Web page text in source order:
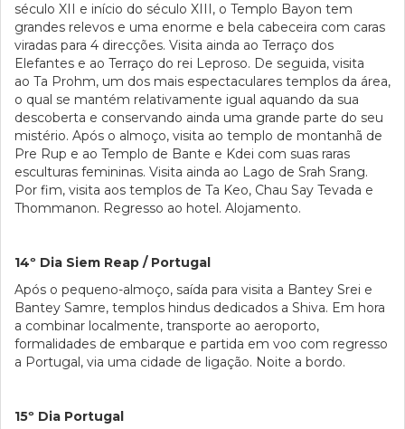
século XII e início do século XIII, o Templo Bayon tem
grandes relevos e uma enorme e bela cabeceira com caras
viradas para 4 direcções. Visita ainda ao Terraço dos
Elefantes e ao Terraço do rei Leproso. De seguida, visita
ao Ta Prohm, um dos mais espectaculares templos da área,
o qual se mantém relativamente igual aquando da sua
descoberta e conservando ainda uma grande parte do seu
mistério. Após o almoço, visita ao templo de montanhã de
Pre Rup e ao Templo de Bante e Kdei com suas raras
esculturas femininas. Visita ainda ao Lago de Srah Srang.
Por fim, visita aos templos de Ta Keo, Chau Say Tevada e
Thommanon. Regresso ao hotel. Alojamento.
14º Dia Siem Reap / Portugal
Após o pequeno-almoço, saída para visita a Bantey Srei e
Bantey Samre, templos hindus dedicados a Shiva. Em hora
a combinar localmente, transporte ao aeroporto,
formalidades de embarque e partida em voo com regresso
a Portugal, via uma cidade de ligação. Noite a bordo.
15º Dia Portugal